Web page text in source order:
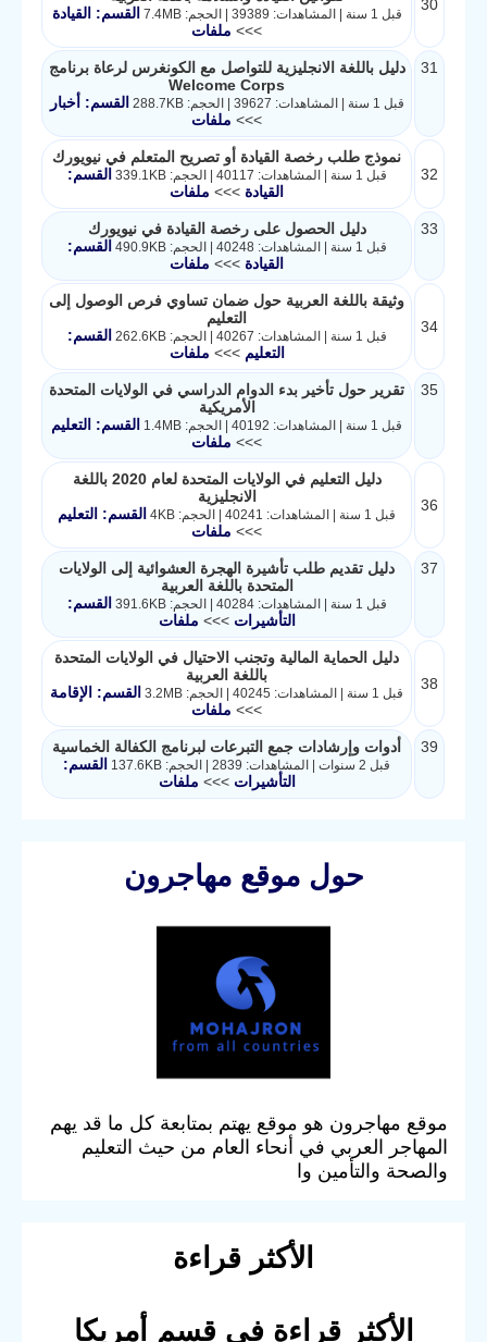
30
قبل 1 سنة | المشاهدات: 39389 | الحجم: 7.4MB
القسم: القيادة
>>> ملفات
31
دليل باللغة الانجليزية للتواصل مع الكونغرس لرعاة برنامج
Welcome Corps
قبل 1 سنة | المشاهدات: 39627 | الحجم: 288.7KB
القسم: أخبار
>>> ملفات
32
نموذج طلب رخصة القيادة أو تصريح المتعلم في نيويورك
قبل 1 سنة | المشاهدات: 40117 | الحجم: 339.1KB
القسم:
القيادة >>> ملفات
33 دليل الحصول على رخصة القيادة في نيويورك
قبل 1 سنة | المشاهدات: 40248 | الحجم: 490.9KB
القسم:
القيادة >>> ملفات
34
وثيقة باللغة العربية حول ضمان تساوي فرص الوصول إلى
التعليم
قبل 1 سنة | المشاهدات: 40267 | الحجم: 262.6KB
القسم:
التعليم>>> ملفات
35
تقرير حول تأخير بدء الدوام الدراسي في الولايات المتحدة
الأمريكية
قبل 1 سنة | المشاهدات: 40192 | الحجم: 1.4MB
القسم: التعليم
>>> ملفات
36
دليل التعليم في الولايات المتحدة لعام 2020 باللغة
الانجليزية
قبل 1 سنة | المشاهدات: 40241 | الحجم: 4KB
القسم: التعليم
>>> ملفات
37
دليل تقديم طلب تأشيرة الهجرة العشوائية إلى الولايات
المتحدة باللغة العربية
قبل 1 سنة | المشاهدات: 40284 | الحجم: 391.6KB
القسم:
التأشيرات>>> ملفات
38
دليل الحماية المالية وتجنب الاحتيال في الولايات المتحدة
باللغة العربية
قبل 1 سنة | المشاهدات: 40245 | الحجم: 3.2MB
القسم: الإقامة
>>> ملفات
39 أدوات وإرشادات جمع التبرعات لبرنامج الكفالة الخماسية
قبل 2 سنوات | المشاهدات: 2839 | الحجم: 137.6KB
القسم:
التأشيرات>>> ملفات
حول موقع مهاجرون
موقع مهاجرون هو موقع يهتم بمتابعة كل ما قد يهم
المهاجر العربي في أنحاء العام من حيث التعليم
والصحة والتأمين وا
الأكثر قراءة
الأكثر قراءة في قسم أمريكا